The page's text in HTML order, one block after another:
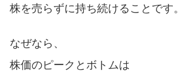
株を売らずに持ち続けることです。
なぜなら、
株価のピークとボトムは